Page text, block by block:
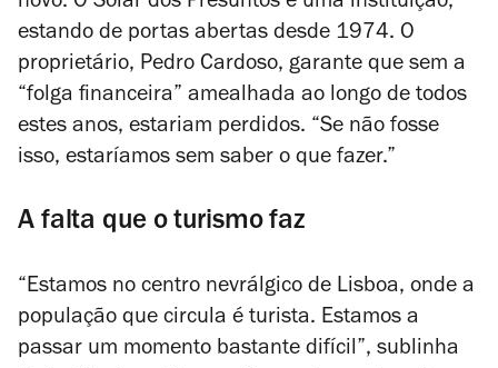
estando de portas abertas desde 1974. O
proprietário, Pedro Cardoso, garante que sem a
“folga financeira” amealhada ao longo de todos
estes anos, estariam perdidos. “Se não fosse
isso, estaríamos sem saber o que fazer.”
A falta que o turismo faz
“Estamos no centro nevrálgico de Lisboa, onde a
população que circula é turista. Estamos a
passar um momento bastante difícil”, sublinha